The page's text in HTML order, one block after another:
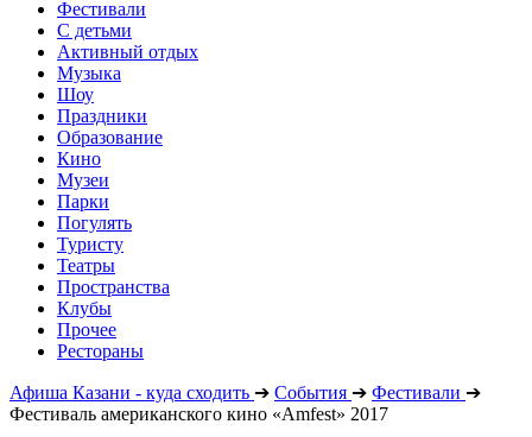
Фестивали
С детьми
Активный отдых
Музыка
Шоу
Праздники
Образование
Кино
Музеи
Парки
Погулять
Туристу
Театры
Пространства
Клубы
Прочее
Рестораны
Афиша Казани - куда сходить ➔ События ➔ Фестивали ➔
Фестиваль американского кино «Amfest» 2017